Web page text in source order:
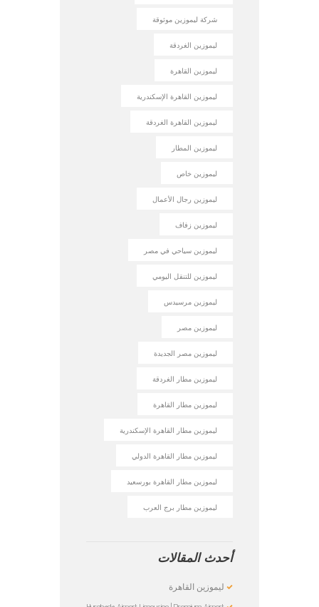
شركة ليموزين موثوقة
ليموزين الغردقة
ليموزين القاهرة
ليموزين القاهرة الإسكندرية
ليموزين القاهرة الغردقة
ليموزين المطار
ليموزين خاص
ليموزين رجال الأعمال
ليموزين زفاف
ليموزين سياحي في مصر
ليموزين للتنقل اليومي
ليموزين مرسيدس
ليموزين مصر
ليموزين مصر الجديدة
ليموزين مطار الغردقة
ليموزين مطار القاهرة
ليموزين مطار القاهرة الإسكندرية
ليموزين مطار القاهرة الدولي
ليموزين مطار القاهرة بورسعيد
ليموزين مطار برج العرب
أحدث المقالات
ليموزين القاهرة